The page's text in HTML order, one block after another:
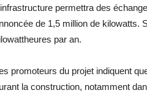
permettra des
de 1,5 million de kilowatts.
par an.
promoteurs du projet indiquent
la construction, notamment